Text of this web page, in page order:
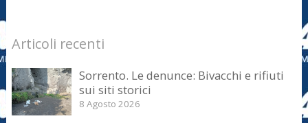
Articoli recenti
Sorrento. Le denunce: Bivacchi e rifiuti
sui siti storici
8 Agosto 2026